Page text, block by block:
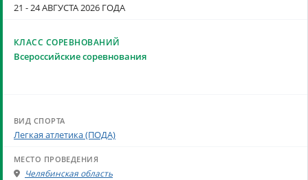
21 - 24 АВГУСТА 2026 ГОДА
Всероссийские соревнования
Легкая атлетика (ПОДА)
Челябинская область